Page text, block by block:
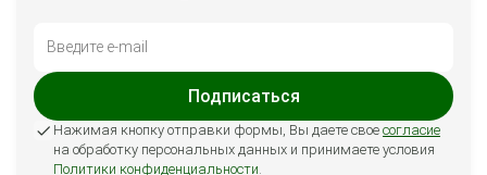
Подписаться
Нажимая кнопку отправки формы, Вы даете свое согласие
на обработку персональных данных и принимаете условия
Политики конфиденциальности.